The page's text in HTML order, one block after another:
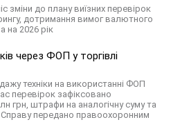
зміни до плану виїзних перевірок
дотримання вимог валютного
на 2026 рік
через ФОП у торгівлі
техніки на використанні ФОП
перевірок зафіксовано
грн, штрафи на аналогічну суму та
Справу передано правоохоронним